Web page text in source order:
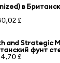
в
£
and Strategic
фунт
£